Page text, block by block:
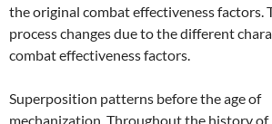
the original combat effectiveness factors.
process changes due to the different
combat effectiveness factors.
Superposition patterns before the age of
mechanization. Throughout the history of